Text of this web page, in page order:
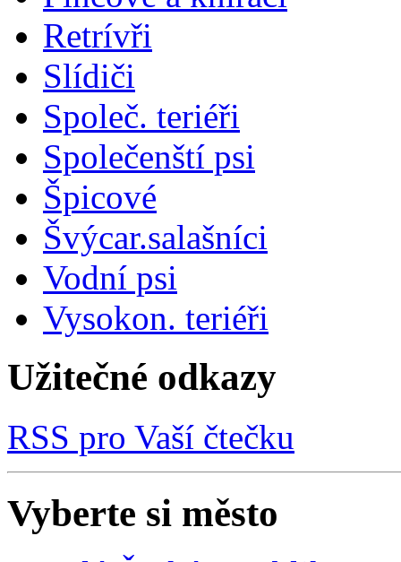
Retrívři
Slídiči
Společ. teriéři
Společenští psi
Špicové
Švýcar.salašníci
Vodní psi
Vysokon. teriéři
Užitečné odkazy
RSS pro Vaší čtečku
Vyberte si město